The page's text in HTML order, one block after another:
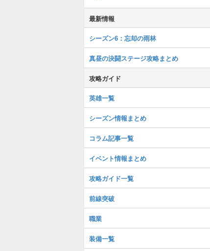
最新情報
シーズン6：忘却の雨林
真昼の決闘ステージ攻略まとめ
攻略ガイド
英雄一覧
シーズン情報まとめ
コラム記事一覧
イベント情報まとめ
攻略ガイド一覧
前線突破
職業
装備一覧